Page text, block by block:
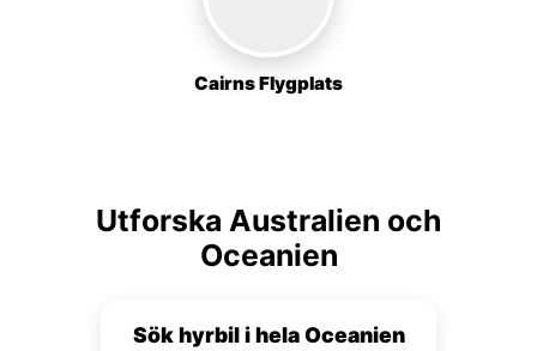
Cairns Flygplats
Utforska Australien och
Oceanien
Sök hyrbil i hela Oceanien